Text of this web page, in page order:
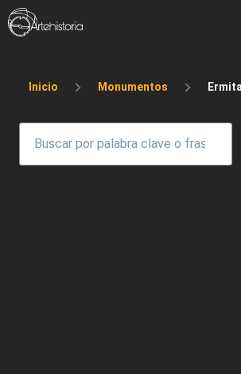
Pasar al contenido principal
Sobrescribir enlaces
Inicio Monumentos